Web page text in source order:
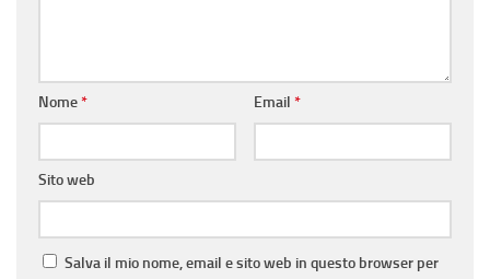
Nome* Email *
Sito web
Salva il mio nome, email e sito web in questo browser per